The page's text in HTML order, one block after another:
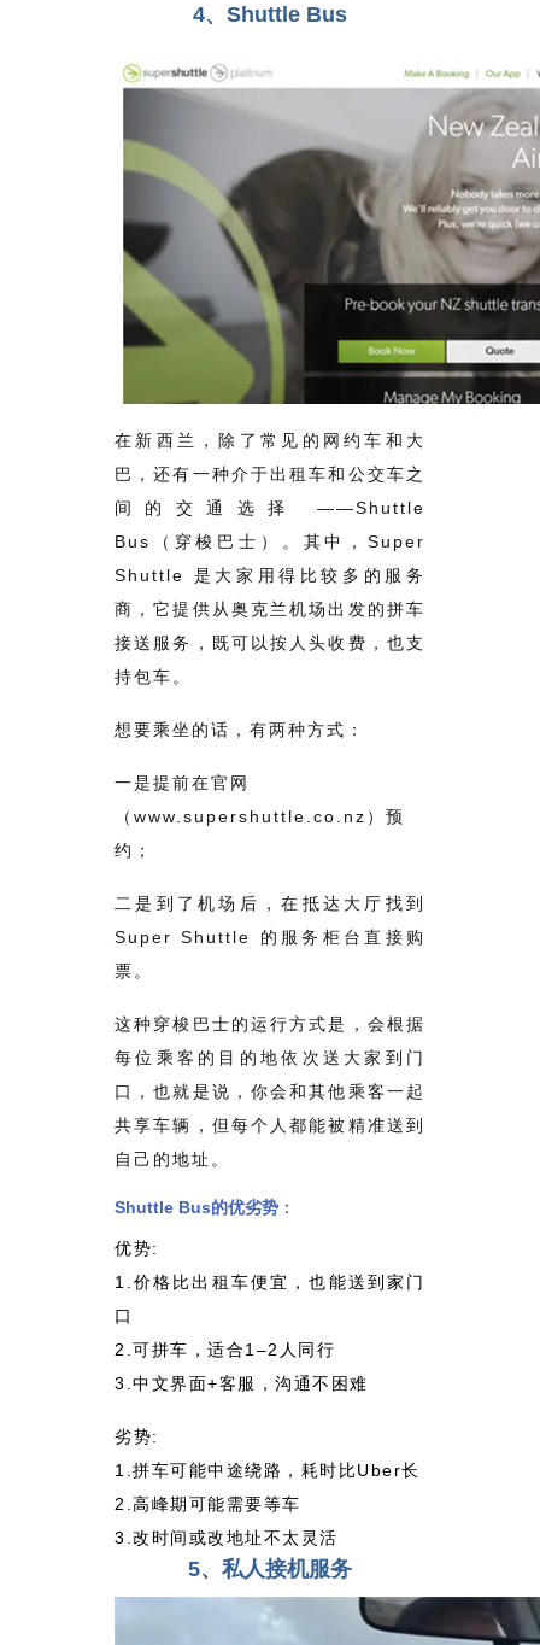
4、Shuttle Bus
在新西兰，除了常见的网约车和大
巴，还有一种介于出租车和公交车之
间的交通选择 ——Shuttle
Bus（穿梭巴士）。其中，Super
Shuttle 是大家用得比较多的服务
商，它提供从奥克兰机场出发的拼车
接送服务，既可以按人头收费，也支
持包车。
想要乘坐的话，有两种方式：
一是提前在官网
（www.supershuttle.co.nz）预
约；
二是到了机场后，在抵达大厅找到
Super Shuttle 的服务柜台直接购
票。
这种穿梭巴士的运行方式是，会根据
每位乘客的目的地依次送大家到门
口，也就是说，你会和其他乘客一起
共享车辆，但每个人都能被精准送到
自己的地址。
Shuttle Bus的优劣势 ：
优势:
1.价格比出租车便宜，也能送到家门
口
2.可拼车，适合1–2人同行
3.中文界面+客服，沟通不困难
劣势:
1.拼车可能中途绕路，耗时比Uber长
2.高峰期可能需要等车
3.改时间或改地址不太灵活
5、私人接机服务